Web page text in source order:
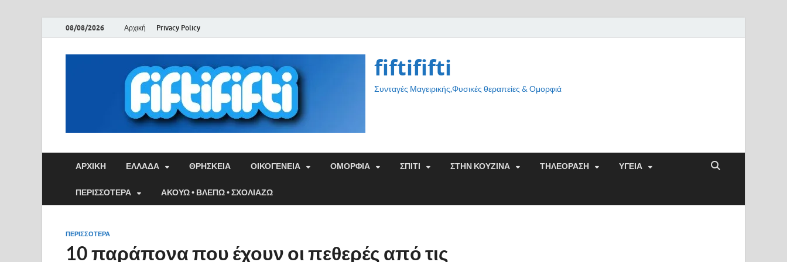
08/08/2026 Αρχική Privacy Policy
fiftififti
Συνταγές Μαγειρικής,Φυσικές θεραπείες & Ομορφιά
ΑΡΧΙΚΉ ΕΛΛΑΔΑ ΘΡΗΣΚΕΙΑ ΟΙΚΟΓΕΝΕΙΑ ΟΜΟΡΦΙΑ ΣΠΙΤΙ ΣΤΗΝ ΚΟΥΖΙΝΑ ΤΗΛΕΟΡΑΣΗ ΥΓΕΙΑ
ΠΕΡΙΣΣΟΤΕΡΑ ΑΚΟΥΩ • ΒΛΕΠΩ • ΣΧΟΛΙΑΖΩ
ΠΕΡΙΣΣΟΤΕΡΑ
10 παράπονα που έχουν οι πεθερές από τις